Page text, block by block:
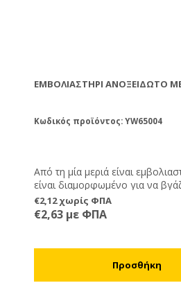
ΕΜΒΟΛΙΑΣΤΉΡΙ ΑΝΟΞΕΊΔΩΤΟ
Κωδικός προϊόντος: YW65004
Από τη μία μεριά είναι
είναι διαμορφωμένο για να
την εξαγωγή βασιλικού πολτού.
€2,12 χωρίς ΦΠΑ
€2,63 με ΦΠΑ